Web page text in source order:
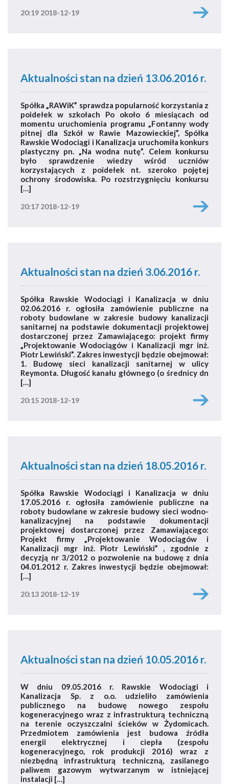
20:19 2018-12-19
Aktualności stan na dzień 13.06.2016 r.
Spółka „RAWiK” sprawdza popularność korzystania z
poidełek w szkołach Po około 6 miesiącach od
momentu uruchomienia programu „Fontanny wody
pitnej dla Szkół w Rawie Mazowieckiej”, Spółka
Rawskie Wodociągi i Kanalizacja uruchomiła konkurs
plastyczny pn. „Na wodna nutę”. Celem konkursu
było sprawdzenie wiedzy wśród uczniów
korzystających z poidełek nt. szeroko pojętej
ochrony środowiska. Po rozstrzygnięciu konkursu
[…]
20:17 2018-12-19
Aktualności stan na dzień 3.06.2016 r.
Spółka Rawskie Wodociągi i Kanalizacja w dniu
02.06.2016 r. ogłosiła zamówienie publiczne na
roboty budowlane w zakresie budowy kanalizacji
sanitarnej na podstawie dokumentacji projektowej
dostarczonej przez Zamawiającego: projekt firmy
„Projektowanie Wodociągów i Kanalizacji mgr inż.
Piotr Lewiński”. Zakres inwestycji będzie obejmował:
1. Budowę sieci kanalizacji sanitarnej w ulicy
Reymonta. Długość kanału głównego (o średnicy dn
[…]
20:15 2018-12-19
Aktualności stan na dzień 18.05.2016 r.
Spółka Rawskie Wodociągi i Kanalizacja w dniu
17.05.2016 r. ogłosiła zamówienie publiczne na
roboty budowlane w zakresie budowy sieci wodno-
kanalizacyjnej na podstawie dokumentacji
projektowej dostarczonej przez Zamawiającego:
Projekt firmy „Projektowanie Wodociągów i
Kanalizacji mgr inż. Piotr Lewiński” , zgodnie z
decyzją nr 3/2012 o pozwolenie na budowę z dnia
04.01.2012 r. Zakres inwestycji będzie obejmował:
[…]
20:13 2018-12-19
Aktualności stan na dzień 10.05.2016 r.
W dniu 09.05.2016 r. Rawskie Wodociągi i
Kanalizacja Sp. z o.o. udzieliło zamówienia
publicznego na budowę nowego zespołu
kogeneracyjnego wraz z infrastrukturą techniczną
na terenie oczyszczalni ścieków w Żydomicach.
Przedmiotem zamówienia jest budowa źródła
energii elektrycznej i ciepła (zespołu
kogeneracyjnego, rok produkcji 2016) wraz z
niezbędną infrastrukturą techniczną, zasilanego
paliwem gazowym wytwarzanym w istniejącej
instalacji […]